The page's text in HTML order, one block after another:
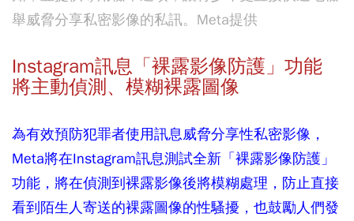
舉威脅分享私密影像的私訊。Meta提供
Instagram訊息「裸露影像防護」功能
將主動偵測、模糊裸露圖像
為有效預防犯罪者使用訊息威脅分享性私密影像，
Meta將在Instagram訊息測試全新「裸露影像防護」
功能，將在偵測到裸露影像後將模糊處理，防止直接
看到陌生人寄送的裸露圖像的性騷擾，也鼓勵人們發